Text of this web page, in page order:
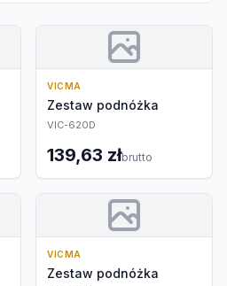
VICMA
Zestaw podnóżka
VIC-620D
139,63 złbrutto
VICMA
Zestaw podnóżka